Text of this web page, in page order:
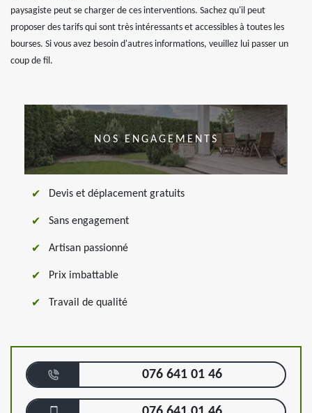
paysagiste peut se charger de ces interventions. Sachez qu'il peut
proposer des tarifs qui sont très intéressants et accessibles à toutes les
bourses. Si vous avez besoin d'autres informations, veuillez lui passer un
coup de fil.
NOS ENGAGEMENTS
Devis et déplacement gratuits
Sans engagement
Artisan passionné
Prix imbattable
Travail de qualité
076 641 01 46